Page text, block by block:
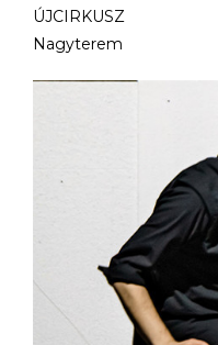
ÚJCIRKUSZ
Nagyterem